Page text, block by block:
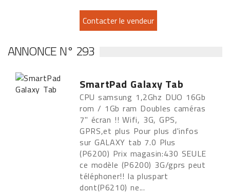
ANNONCE N° 293
SmartPad Galaxy Tab
CPU samsung 1,2Ghz DUO 16Gb
rom / 1Gb ram Doubles caméras
7" écran !! Wifi, 3G, GPS,
GPRS,et plus Pour plus d'infos
sur GALAXY tab 7.0 Plus
(P6200) Prix magasin:430 SEULE
ce modèle (P6200) 3G/gprs peut
téléphoner!! la pluspart
dont(P6210) ne...